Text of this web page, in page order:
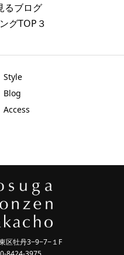
るブログ
グTOP３
Style
Blog
Access
区牡丹3−9−7−１F